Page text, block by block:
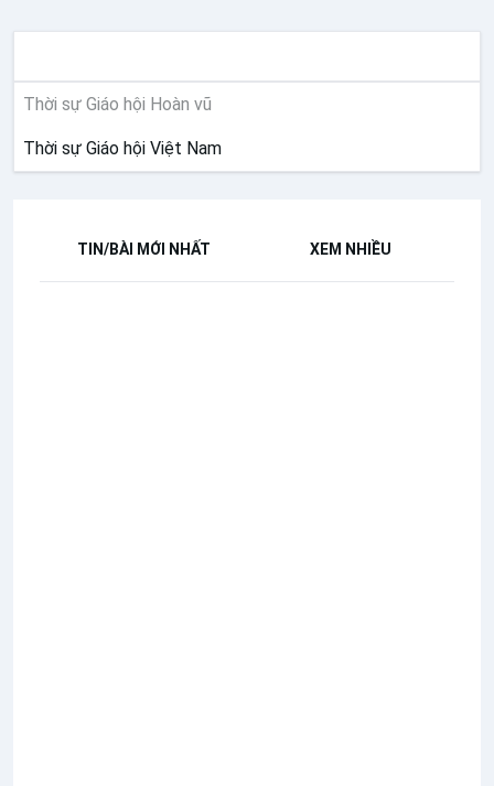
Thời sự Giáo hội Hoàn vũ
Thời sự Giáo hội Việt Nam
TIN/BÀI MỚI NHẤT XEM NHIỀU